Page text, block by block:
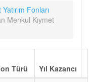
Fonları
Menkul Kıymet
Türü
Yıl Kazancı